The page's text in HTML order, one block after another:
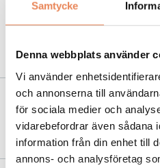
Samtycke
Denna webbplats använder
Vi använder
och annonserna till
för sociala medier och
vidarebefordrar även sådana
information från din enhet till
annons- och analysföretag
NYHETER | 15 november
Ritornos historia – en del
NYHETER 9 november 2023
Hon hyllar morfar med